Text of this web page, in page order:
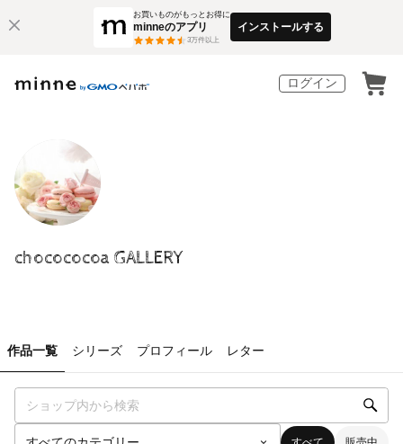
お買いものがもっとお得に
minneのアプリ
3万件以上
インストールする
ログイン
chocococoa GALLERY
作品一覧 シリーズ プロフィール レター